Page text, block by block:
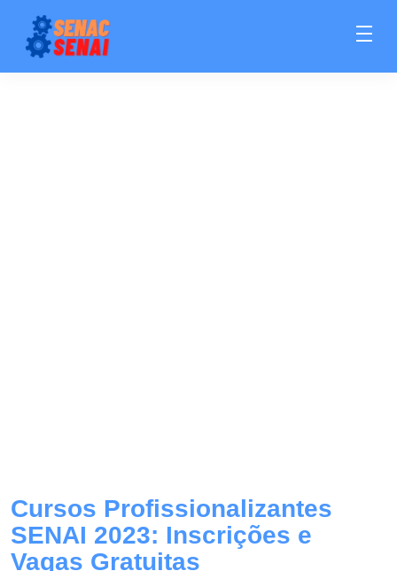
Cursos Profissionalizantes
SENAI 2023: Inscrições e
Vagas Gratuitas